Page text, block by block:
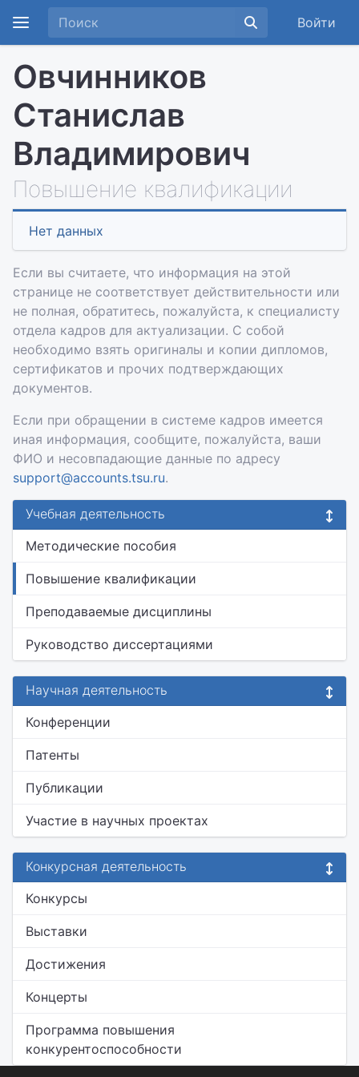
Войти
Овчинников
Станислав
Владимирович
Повышение квалификации
Нет данных
Если вы считаете, что информация на этой
странице не соответствует действительности или
не полная, обратитесь, пожалуйста, к специалисту
отдела кадров для актуализации. С собой
необходимо взять оригиналы и копии дипломов,
сертификатов и прочих подтверждающих
документов.
Если при обращении в системе кадров имеется
иная информация, сообщите, пожалуйста, ваши
ФИО и несовпадающие данные по адресу
support@accounts.tsu.ru.
Учебная деятельность
Методические пособия
Повышение квалификации
Преподаваемые дисциплины
Руководство диссертациями
Научная деятельность
Конференции
Патенты
Публикации
Участие в научных проектах
Конкурсная деятельность
Конкурсы
Выставки
Достижения
Концерты
Программа повышения
конкурентоспособности